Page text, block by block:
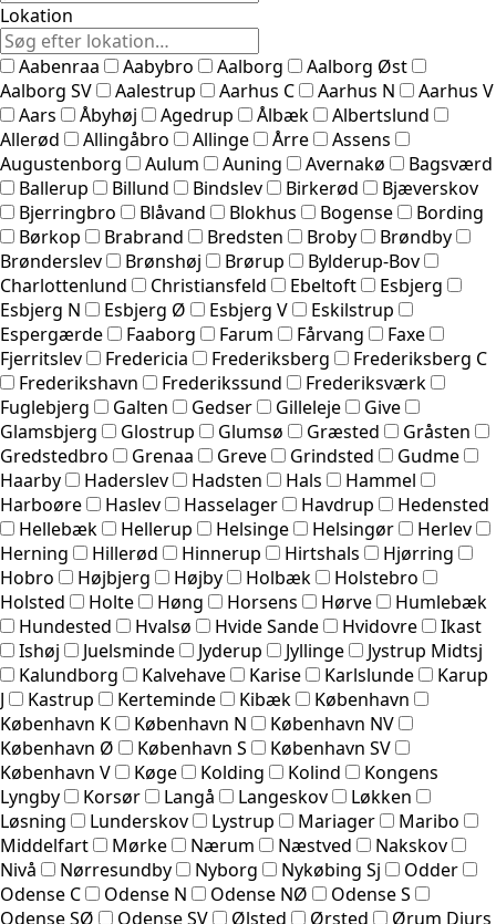
Lokation
Aabenraa Aabybro Aalborg
Aalborg Øst
Aalborg SV
Aalestrup Aarhus C Aarhus N
Aarhus V
Aars
Åbyhøj Agedrup Ålbæk
Albertslund
Allerød
Allingåbro Allinge Årre
Assens
Augustenborg
Aulum Auning Avernakø
Bagsværd
Ballerup
Billund Bindslev Birkerød
Bjæverskov
Bjerringbro
Blåvand Blokhus Bogense
Bording
Børkop
Brabrand Bredsten Broby
Brøndby
Brønderslev
Brønshøj Brørup
Bylderup-Bov
Charlottenlund
Christiansfeld Ebeltoft
Esbjerg
Esbjerg N
Esbjerg Ø Esbjerg V
Eskilstrup
Espergærde
Faaborg Farum Fårvang
Faxe
Fjerritslev
Fredericia Frederiksberg
Frederiksberg C
Frederikshavn
Frederikssund
Frederiksværk
Fuglebjerg
Galten Gedser Gilleleje
Give
Glamsbjerg
Glostrup Glumsø Græsted
Gråsten
Gredstedbro
Grenaa Greve Grindsted
Gudme
Haarby
Haderslev Hadsten Hals
Hammel
Harboøre
Haslev Hasselager Havdrup
Hedensted
Hellebæk
Hellerup Helsinge Helsingør
Herlev
Herning
Hillerød Hinnerup Hirtshals
Hjørring
Hobro
Højbjerg Højby Holbæk
Holstebro
Holsted
Holte Høng Horsens Hørve
Humlebæk
Hundested
Hvalsø Hvide Sande Hvidovre
Ikast
Ishøj
Juelsminde Jyderup Jyllinge
Jystrup Midtsj
Kalundborg
Kalvehave Karise Karlslunde
Karup
J
Kastrup Kerteminde Kibæk
København
København K
København N
København NV
København Ø
København S
København SV
København V
Køge Kolding Kolind
Kongens
Lyngby
Korsør Langå Langeskov
Løkken
Løsning
Lunderskov Lystrup Mariager
Maribo
Middelfart
Mørke Nærum Næstved
Nakskov
Nivå
Nørresundby Nyborg Nykøbing Sj
Odder
Odense C
Odense N Odense NØ
Odense S
Odense SØ
Odense SV Ølsted Ørsted
Ørum Djurs